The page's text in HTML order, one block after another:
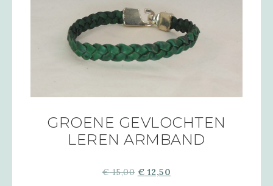
GROENE GEVLOCHTEN
LEREN ARMBAND
€15,00 € 12,50